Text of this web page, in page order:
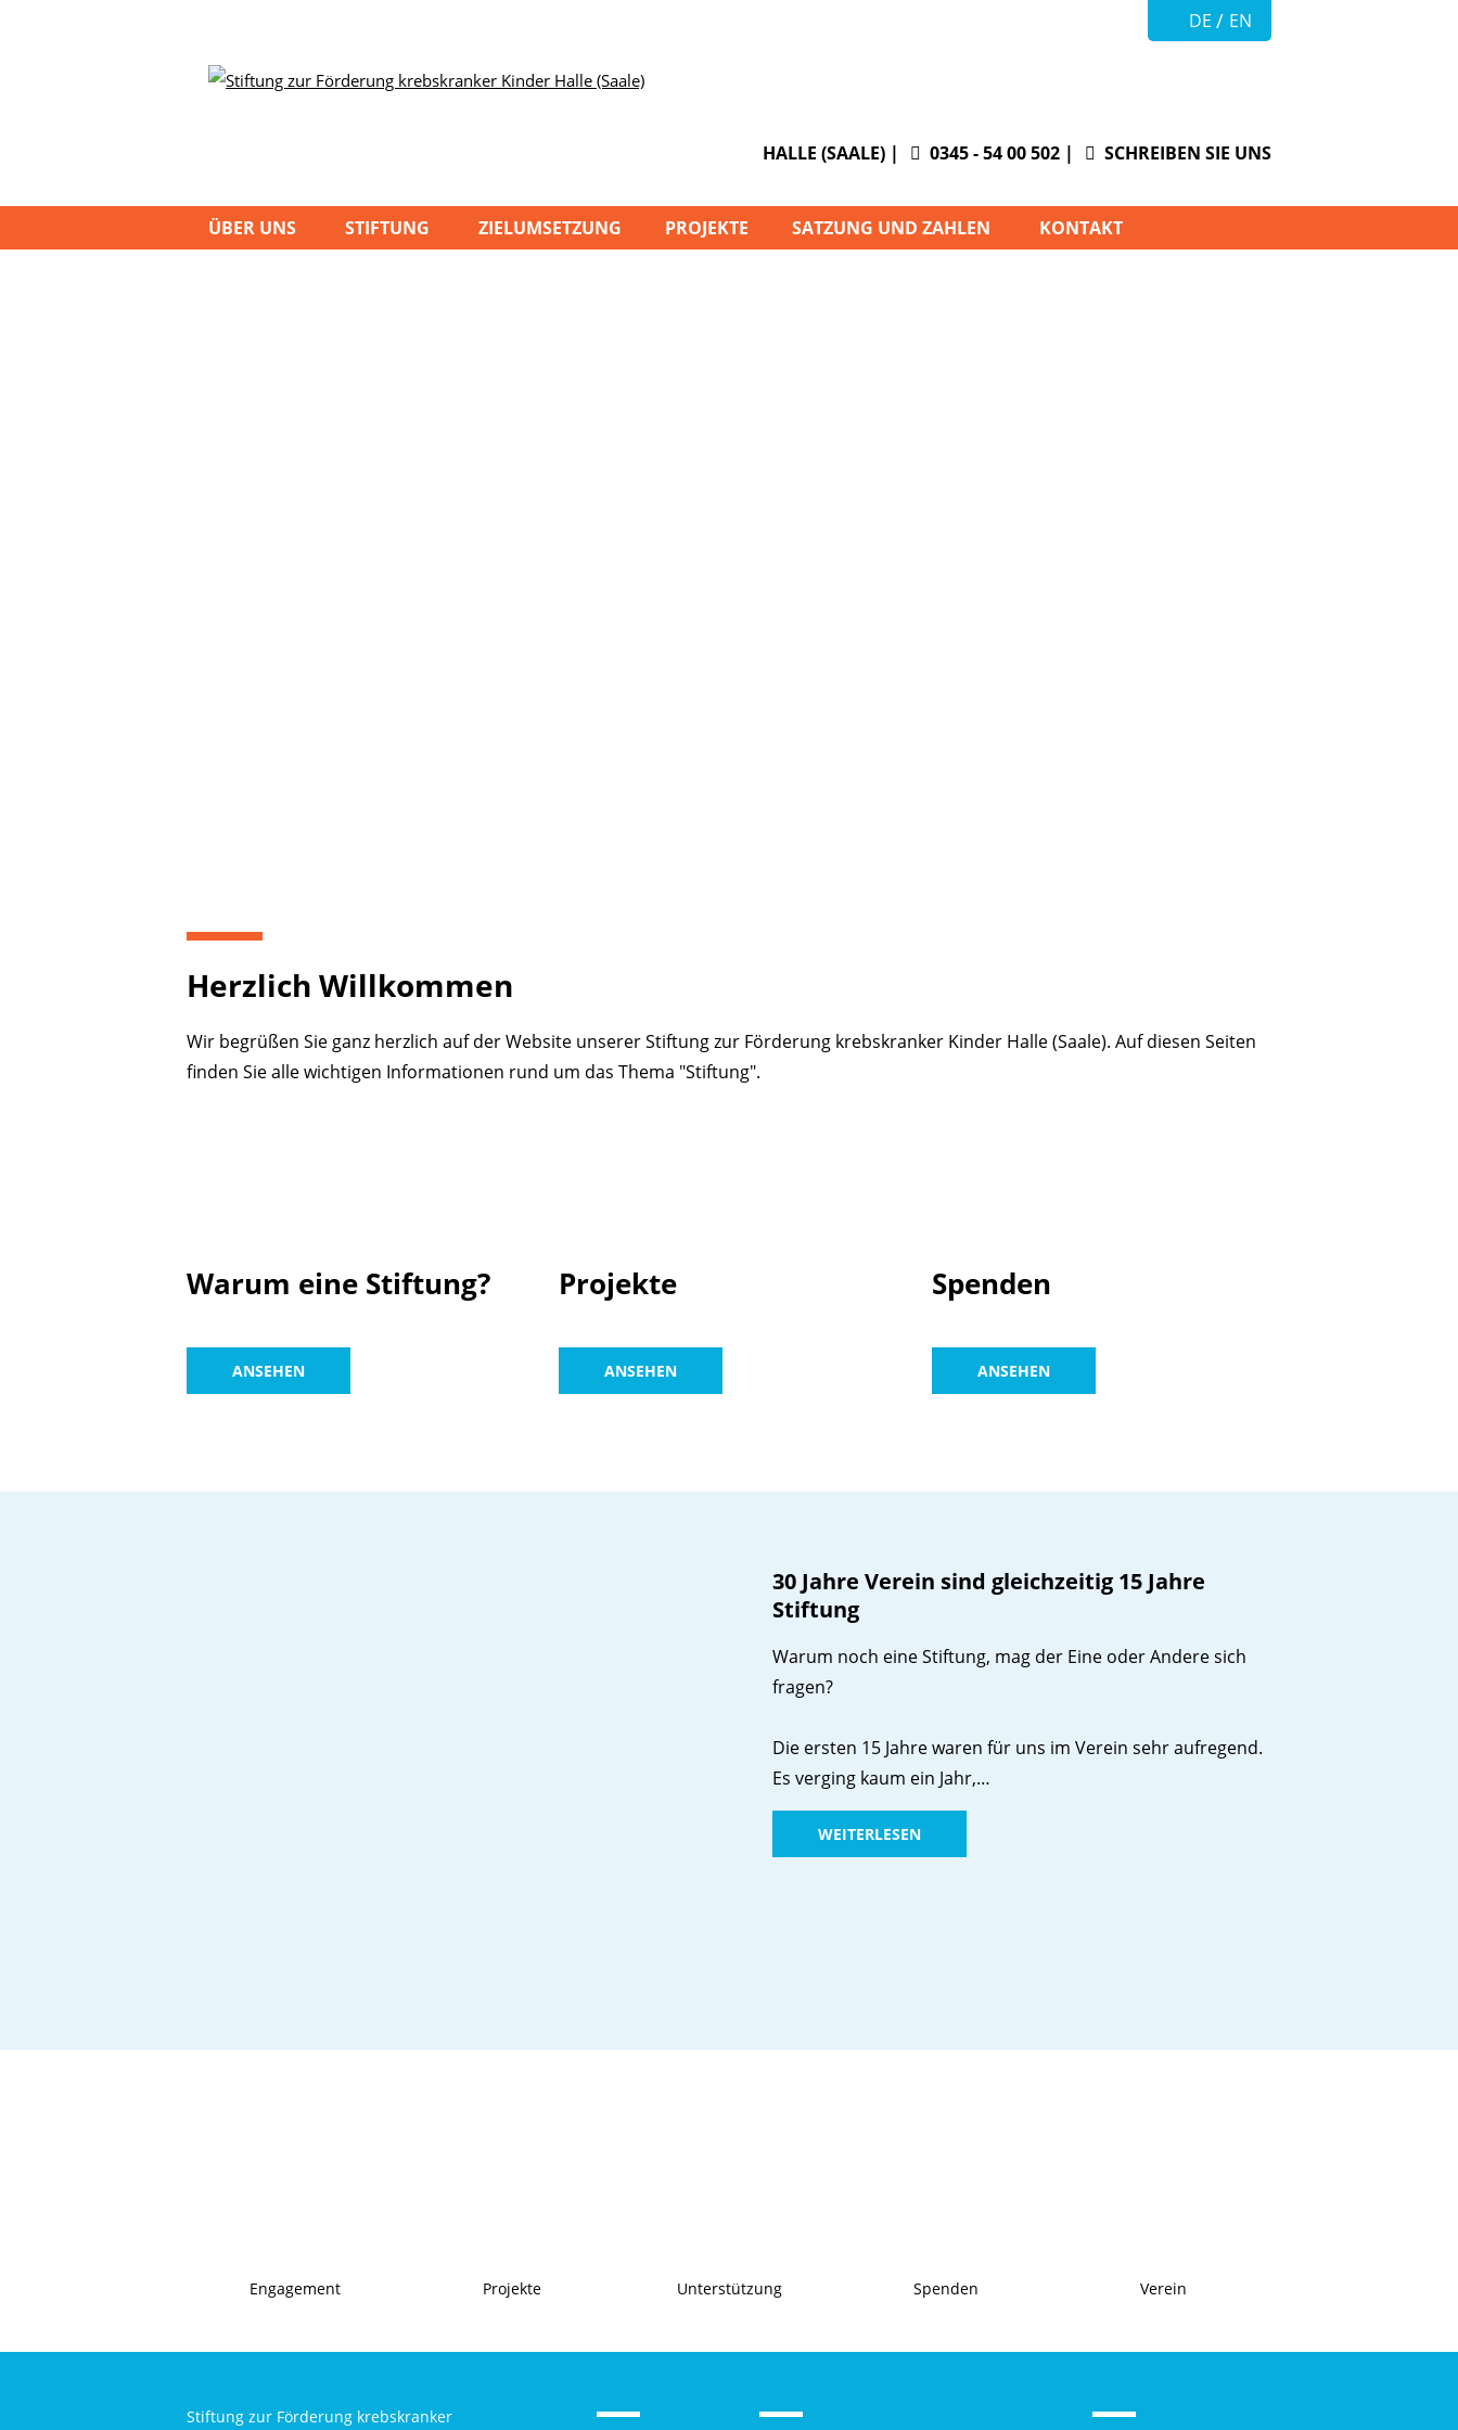
HALLE (SAALE) | 0345 - 54 00 502 | SCHREIBEN SIE UNS
DE EN
ÜBER UNS STIFTUNG ZIELUMSETZUNG PROJEKTE SATZUNG UND ZAHLEN KONTAKT
Herzlich Willkommen
Wir begrüßen Sie ganz herzlich auf der Website unserer Stiftung zur Förderung krebskranker Kinder Halle (Saale). Auf diesen Seiten
finden Sie alle wichtigen Informationen rund um das Thema "Stiftung".
Warum eine Stiftung?
ANSEHEN
Projekte
ANSEHEN
Spenden
ANSEHEN
30 Jahre Verein sind gleichzeitig 15 Jahre
Stiftung
Warum noch eine Stiftung, mag der Eine oder Andere sich
fragen?
Die ersten 15 Jahre waren für uns im Verein sehr aufregend.
Es verging kaum ein Jahr,…
WEITERLESEN
Engagement Projekte Unterstützung Spenden Verein
Stiftung zur Förderung krebskranker